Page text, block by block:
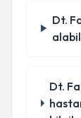
Dt.
Dt.